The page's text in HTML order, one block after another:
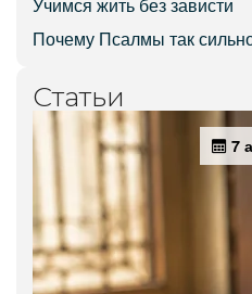
Учимся жить без зависти
Почему Псалмы так
Статьи